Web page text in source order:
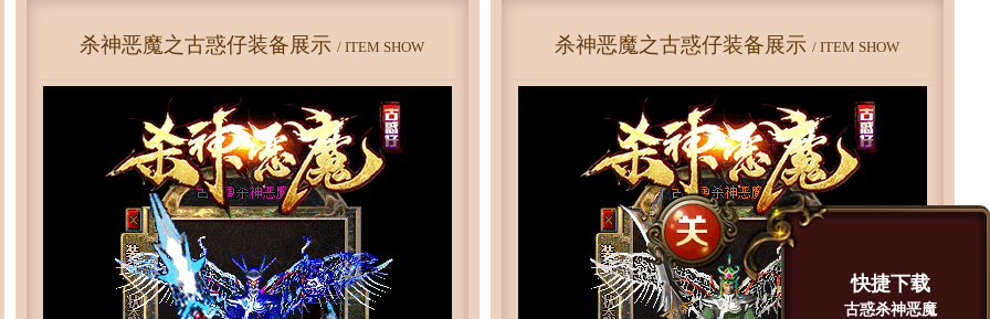
杀神恶魔之古惑仔装备展示 / ITEM SHOW 杀神恶魔之古惑仔装备展示 / ITEM SHOW
快捷下载
古惑杀神恶魔